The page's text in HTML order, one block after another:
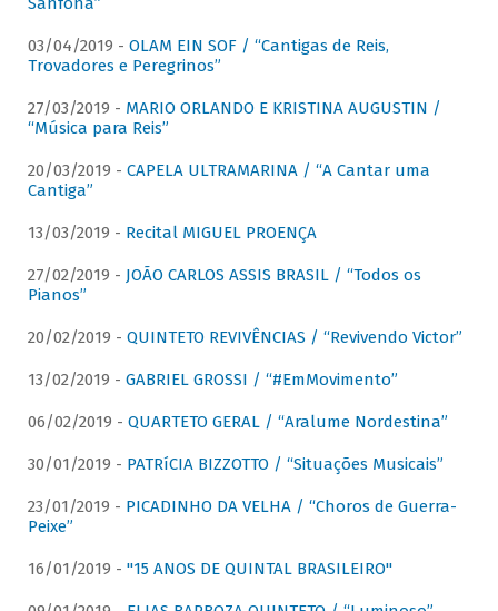
03/04/2019 - OLAM EIN SOF / “Cantigas de Reis,
Trovadores e Peregrinos”
27/03/2019 - MARIO ORLANDO E KRISTINA AUGUSTIN /
“Música para Reis”
20/03/2019 - CAPELA ULTRAMARINA / “A Cantar uma
Cantiga”
13/03/2019 - Recital MIGUEL PROENÇA
27/02/2019 - JOÃO CARLOS ASSIS BRASIL / “Todos os
Pianos”
20/02/2019 - QUINTETO REVIVÊNCIAS / “Revivendo Victor”
13/02/2019 - GABRIEL GROSSI / “#EmMovimento”
06/02/2019 - QUARTETO GERAL / “Aralume Nordestina”
30/01/2019 - PATRíCIA BIZZOTTO / “Situações Musicais”
23/01/2019 - PICADINHO DA VELHA / “Choros de Guerra-
Peixe”
16/01/2019 - "15 ANOS DE QUINTAL BRASILEIRO"